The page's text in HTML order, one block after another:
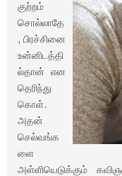
குற்றம்
சொல்லாதே
, பிரச்சினை
உன்னிடத்தி
ல்தான் என
தெரிந்து
கொள்.
அதன்
செல்வங்க
ளை
அள்ளியெடுக்கும்